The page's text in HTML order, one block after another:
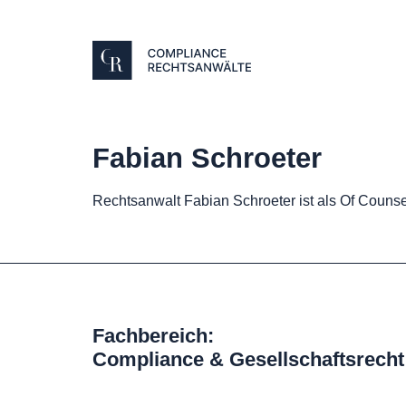
Fabian Schroeter
Rechtsanwalt Fabian Schroeter ist als Of
Fachbereich:
Compliance & Gesellschaftsrecht